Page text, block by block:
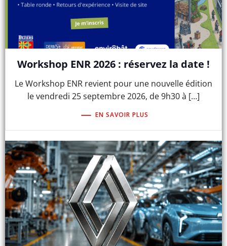
Workshop ENR 2026 : réservez la date !
Le Workshop ENR revient pour une nouvelle édition
le vendredi 25 septembre 2026, de 9h30 à […]
EN SAVOIR PLUS